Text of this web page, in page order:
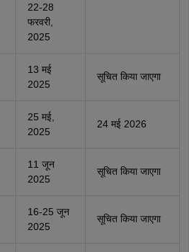
22-28
फरवरी,
2025
13 मई
2025
सूचित किया जाएगा
25 मई,
2025
24 मई 2026
11 जून
2025
सूचित किया जाएगा
16-25 जून
2025
सूचित किया जाएगा